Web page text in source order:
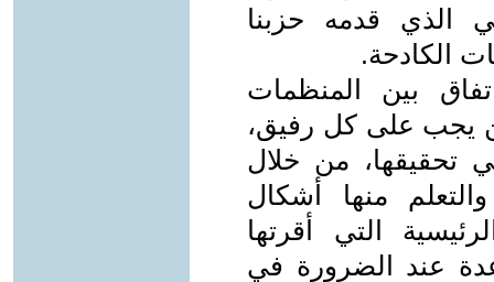
الذي قدمه حزبنا
الكادحة.
بين المنظمات
يجب على كل رفيق،
تحقيقها، من خلال
منها أشكال
التي أقرتها
عند الضرورة في